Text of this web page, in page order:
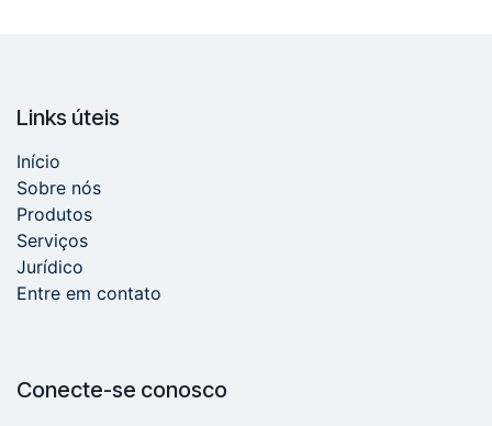
Links úteis
Início
Sobre nós
Produtos
Serviços
Jurídico
Entre em contato
Conecte-se conosco